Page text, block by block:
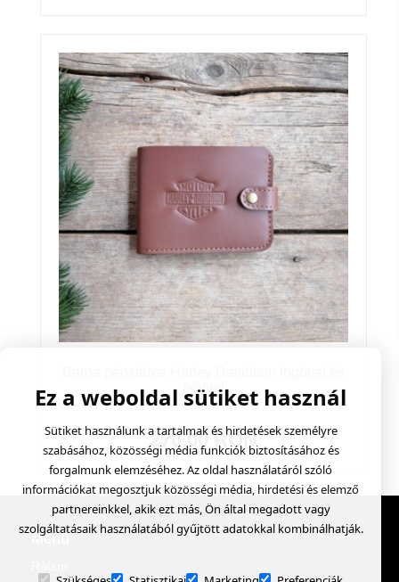
névvel
270.00 RON
Menü
Ez a weboldal sütiket használ
Sütiket használunk a tartalmak és hirdetések személyre
szabásához, közösségi média funkciók biztosításához és
forgalmunk elemzéséhez. Az oldal használatáról szóló
információkat megosztjuk közösségi média, hirdetési és elemző
partnereinkkel, akik ezt más, Ön által megadott vagy
szolgáltatásaik használatából gyűjtött adatokkal kombinálhatják.